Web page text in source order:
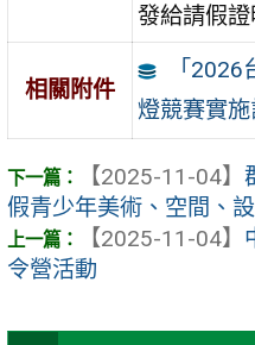
發給請假證
相關附件
「
燈競賽實
【2025-11-04】
假青少年美術、空間、
【2025-11-04】
令營活動